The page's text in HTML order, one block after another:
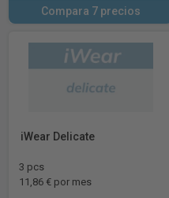
Compara 7 precios
iWear Delicate
3 pcs
11,86 € por mes